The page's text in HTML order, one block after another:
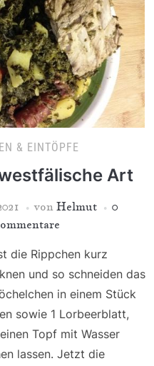
& EINTÖPFE
Art
von Helmut
0
die Rippchen kurz
und so schneiden das
in einem Stück
sowie 1 Lorbeerblatt,
Topf mit Wasser
lassen. Jetzt die